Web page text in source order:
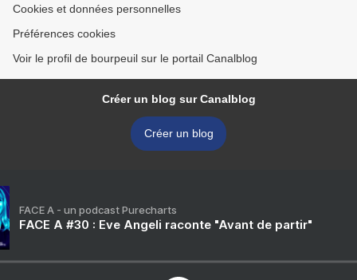
Cookies et données personnelles
Préférences cookies
Voir le profil de bourpeuil sur le portail Canalblog
Créer un blog sur Canalblog
Créer un blog
FACE A - un podcast Purecharts
FACE A #30 : Eve Angeli raconte "Avant de partir"